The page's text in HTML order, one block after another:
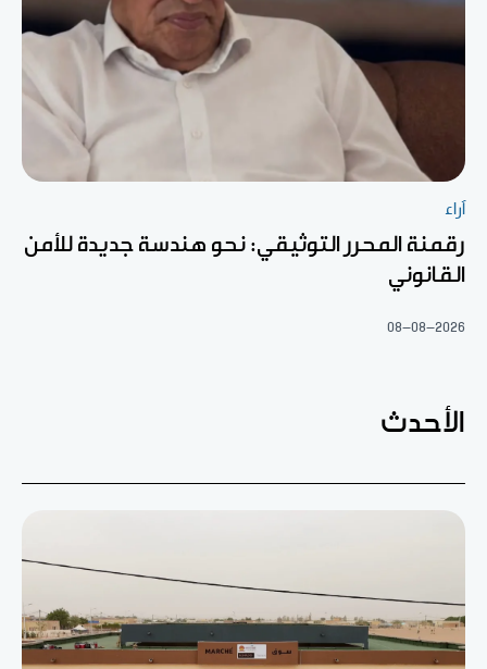
آراء
رقمنة المحرر التوثيقي: نحو هندسة جديدة للأمن
القانوني
08-08-2026
الأحدث